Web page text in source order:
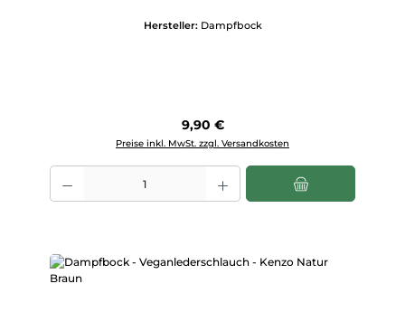
Hersteller: Dampfbock
Regulärer Preis:
9,90 €
Preise inkl. MwSt. zzgl. Versandkosten
Produkt Anzahl: Gib den gewünschten Wert ein oder benutze die